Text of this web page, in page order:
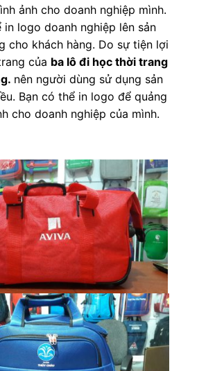
ảnh cho doanh nghiệp mình.
in logo doanh nghiệp lên sản
cho khách hàng. Do sự tiện lợi
của ba lô đi học thời trang
. nên người dùng sử dụng sản
Bạn có thể in logo để quảng
cho doanh nghiệp của mình.